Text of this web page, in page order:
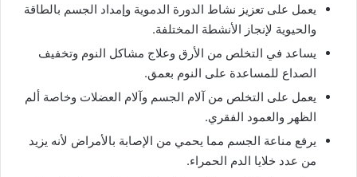
يعمل على تعزيز نشاط الدورة الدموية وإمداد الجسم بالطاقة
والحيوية لإنجاز الأنشطة المختلفة.
يساعد في التخلص من الأرق وعلاج مشاكل النوم وتخفيف
الصداع للمساعدة على النوم بعمق.
يعمل على التخلص من آلام الجسم وآلام العضلات وخاصة ألم
الظهر والعمود الفقري.
يرفع مناعة الجسم مما يحمي من الإصابة بالأمراض لأنه يزيد
من عدد خلايا الدم الحمراء.